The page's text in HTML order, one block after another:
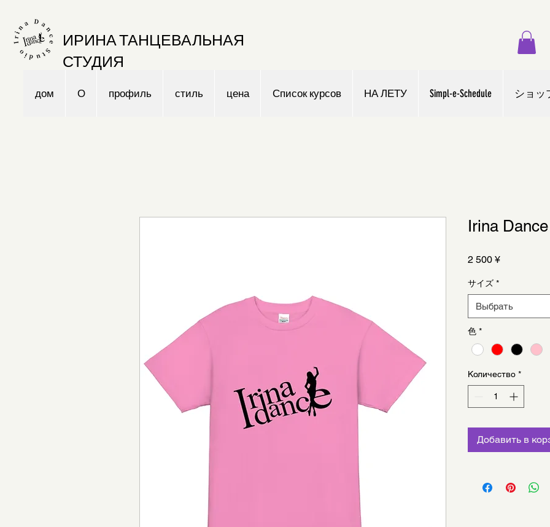
ИРИНА ТАНЦЕВАЛЬНАЯ
СТУДИЯ
дом О профиль стиль цена Список курсов НА ЛЕТУ Simpl-e-Schedule ショッ
Irina
2 500 ¥Цена
サイズ *
Выбрать
色 *
Количество *
Добавить в